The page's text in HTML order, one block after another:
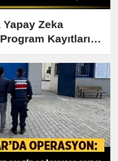
Zeka
Kayıtları